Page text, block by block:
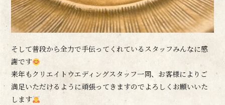
そして普段から全力で手伝ってくれているスタッフみんなに感
謝です
来年もクリエイトウエディングスタッフ一同、お客様によりご
満足いただけるように頑張ってきますのでよろしくお願いいた
します